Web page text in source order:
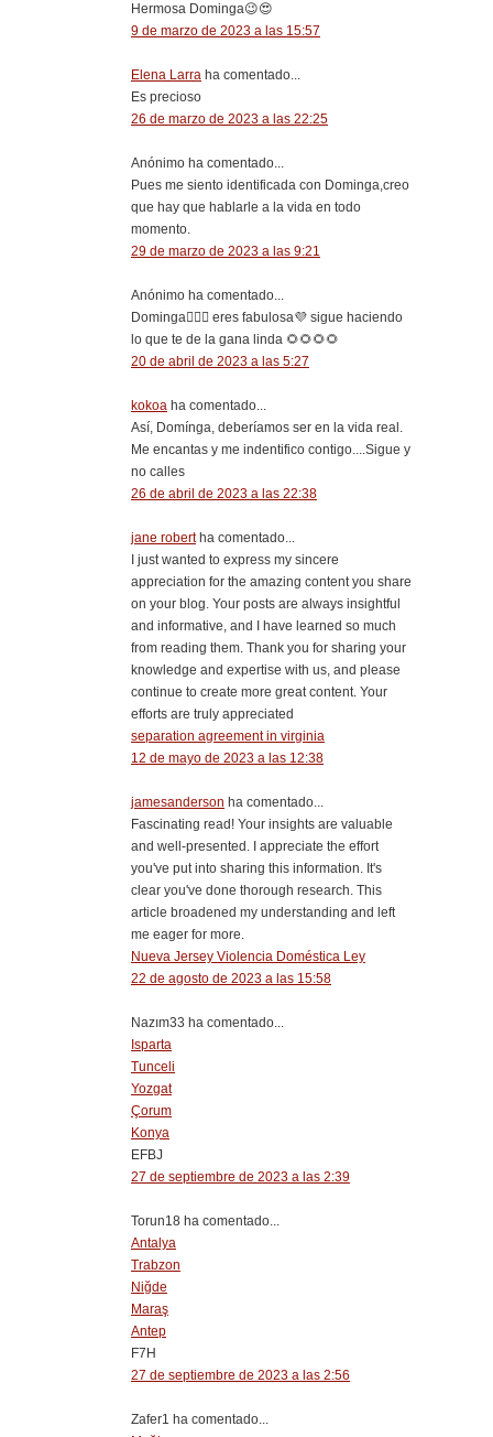
Hermosa Dominga😉😍
9 de marzo de 2023 a las 15:57
Elena Larra ha comentado...
Es precioso
26 de marzo de 2023 a las 22:25
Anónimo ha comentado...
Pues me siento identificada con Dominga,creo
que hay que hablarle a la vida en todo
momento.
29 de marzo de 2023 a las 9:21
Anónimo ha comentado...
Dominga🙋🏻‍♀️ eres fabulosa💜 sigue haciendo
lo que te de la gana linda 🌻🌻🌻🌻
20 de abril de 2023 a las 5:27
kokoa ha comentado...
Así, Domínga, deberíamos ser en la vida real.
Me encantas y me indentifico contigo....Sigue y
no calles
26 de abril de 2023 a las 22:38
jane robertha comentado...
I just wanted to express my sincere
appreciation for the amazing content you share
on your blog. Your posts are always insightful
and informative, and I have learned so much
from reading them. Thank you for sharing your
knowledge and expertise with us, and please
continue to create more great content. Your
efforts are truly appreciated
separation agreement in virginia
12 de mayo de 2023 a las 12:38
jamesanderson ha comentado...
Fascinating read! Your insights are valuable
and well-presented. I appreciate the effort
you've put into sharing this information. It's
clear you've done thorough research. This
article broadened my understanding and left
me eager for more.
Nueva Jersey Violencia Doméstica Ley
22 de agosto de 2023 a las 15:58
Nazım33 ha comentado...
Isparta
Tunceli
Yozgat
Çorum
Konya
EFBJ
27 de septiembre de 2023 a las 2:39
Torun18 ha comentado...
Antalya
Trabzon
Niğde
Maraş
Antep
F7H
27 de septiembre de 2023 a las 2:56
Zafer1 ha comentado...